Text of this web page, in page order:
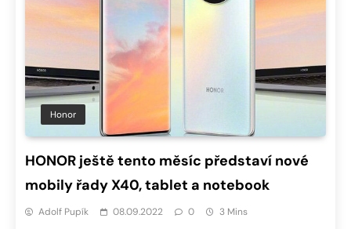
Honor
HONOR ještě tento měsíc představí nové
mobily řady X40, tablet a notebook
Adolf Pupík 08.09.2022 0 3 Mins